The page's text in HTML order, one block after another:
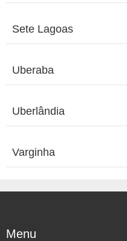
Sete Lagoas
Uberaba
Uberlândia
Varginha
Menu